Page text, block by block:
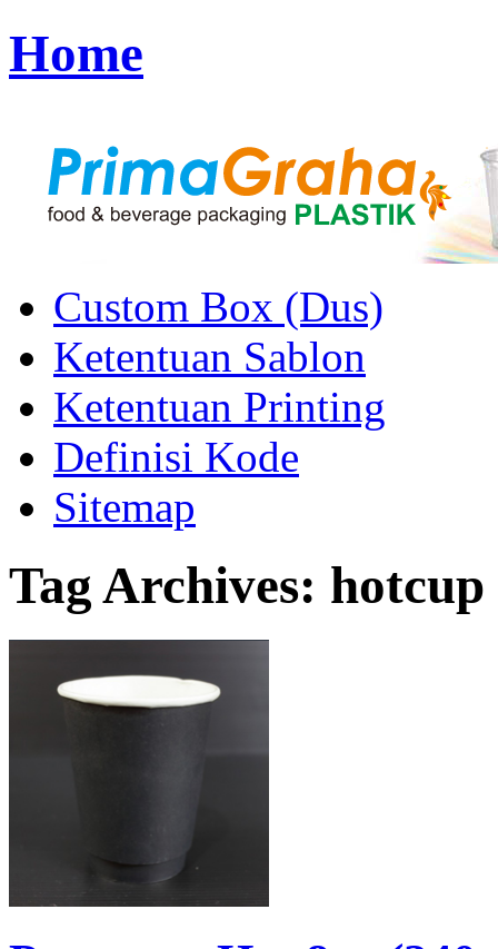
Home
Custom Box (Dus)
Ketentuan Sablon
Ketentuan Printing
Definisi Kode
Sitemap
Tag Archives: